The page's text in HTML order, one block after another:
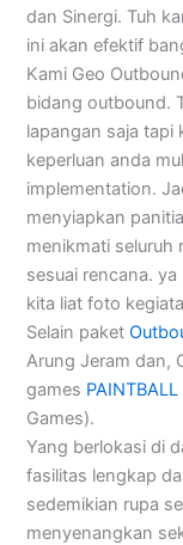
dan Sinergi. Tuh
ini akan efektif
Kami Geo
bidang outbound.
lapangan saja tapi
keperluan anda
implementation.
menyiapkan
menikmati seluruh
sesuai rencana.
kita liat foto
Selain paket
Arung Jeram dan,
games
Games).
Yang berlokasi di
fasilitas lengkap
sedemikian rupa
menyenangkan